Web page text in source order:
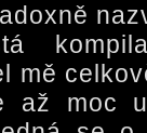
mě
až moc